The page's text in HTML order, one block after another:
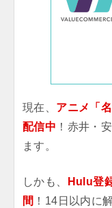
現在、 アニメ「
配信中 ！赤井・
ます。
しかも、
Hulu登
間 ！14日以内に